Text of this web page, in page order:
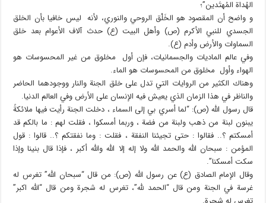
الهُداة المُهتَدين”؛
و واضح أن المقصود هو الخَلْق الروحي والنوري، لأنه ليس خافيا بأن الخلق
الجسدي للنبي الأكرم (ص) وأهل البيت (ع) حدث آلاف الأعوام بعد خلق
السماوات والأرض وأدم (ع).
وفي عالم الماديات والجسمانيات، فإن أول مخلوق من غير المحسوسات هو
الهواء وأول مخلوق من المحسوسات هو الماء.
وهناك الكثير من الروايات التي تدل على خلق الجنة والنار ووجودهما الحاضر
والناظر في هذا الزمان الذي يعيش فيه الإنسان على الأرض وفي العالم الدنيا.
قال رسول الله (ص): “لما أسري بي إلى السماء ، دخلت الجنة رأيت فيها ملائكةً
يبنون لبنة من ذهب ولبنة من فضة ، وربما أمسكوا ، فقلت لهم : ما بالكم قد
أمسكتم ؟.. فقالوا : حتى تجيئنا النفقة ، فقلت : وما نفقتكم ؟.. قالوا : قول
المؤمن : سبحان الله والحمد الله ولا إله إلا الله والله أكبر ، فإذا قال بنينا وإذا
سكت أمسكنا”.
وقال الإمام الصادق (ع) عن رسول الله (ص): من قال “سبحان الله” تغرس له
غرسة في الجنة ومن قال “الحمد لله”، تغرس له شجرة ومن قال “الله اكبر”